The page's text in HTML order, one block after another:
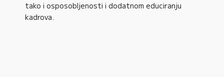
tako i osposobljenosti i dodatnom educiranju
kadrova.